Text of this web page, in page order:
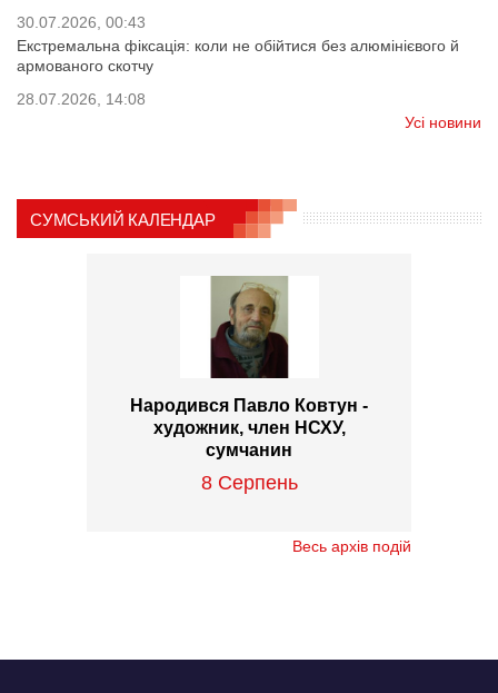
30.07.2026, 00:43
Екстремальна фіксація: коли не обійтися без алюмінієвого й
армованого скотчу
28.07.2026, 14:08
Усі новини
СУМСЬКИЙ КАЛЕНДАР
Народився Павло Ковтун -
художник, член НСХУ,
сумчанин
8 Серпень
Весь архів подій